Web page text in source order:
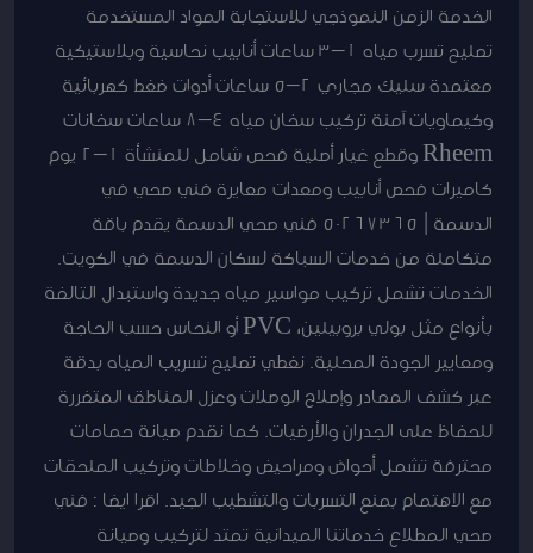
الخدمة الزمن النموذجي للاستجابة المواد المستخدمة
تصليح تسرب مياه 1–3 ساعات أنابيب نحاسية وبلاستيكية
معتمدة سليك مجاري 2–5 ساعات أدوات ضغط كهربائية
وكيماويات آمنة تركيب سخان مياه 4–8 ساعات سخانات
Rheem وقطع غيار أصلية فحص شامل للمنشأة 1–2 يوم
كاميرات فحص أنابيب ومعدات معايرة فني صحي في
الدسمة | 50267365 فني صحي الدسمة يقدم باقة
متكاملة من خدمات السباكة لسكان الدسمة في الكويت.
الخدمات تشمل تركيب مواسير مياه جديدة واستبدال التالفة
بأنواع مثل بولي بروبيلين، PVC أو النحاس حسب الحاجة
ومعايير الجودة المحلية. نغطي تصليح تسريب المياه بدقة
عبر كشف المصادر وإصلاح الوصلات وعزل المناطق المتضررة
للحفاظ على الجدران والأرضيات. كما نقدم صيانة حمامات
محترفة تشمل أحواض ومراحيض وخلاطات وتركيب الملحقات
مع الاهتمام بمنع التسربات والتشطيب الجيد. اقرا ايضا : فني
صحي المطلاع خدماتنا الميدانية تمتد لتركيب وصيانة